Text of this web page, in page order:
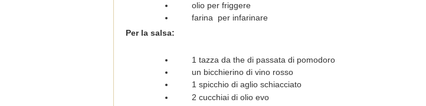
olio per friggere
farina per infarinare
Per la salsa:
1 tazza da the di passata di pomodoro
un bicchierino di vino rosso
1 spicchio di aglio schiacciato
2 cucchiai di olio evo